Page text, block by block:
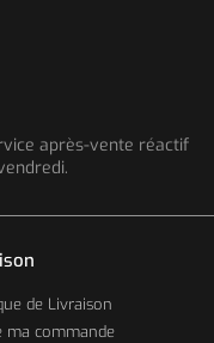
après-vente réactif
de Livraison
ma commande